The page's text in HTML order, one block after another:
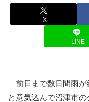
X
LINE
前日まで数日間雨が
と意気込んで沼津市の